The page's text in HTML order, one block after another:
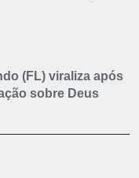
(FL) viraliza após
sobre Deus